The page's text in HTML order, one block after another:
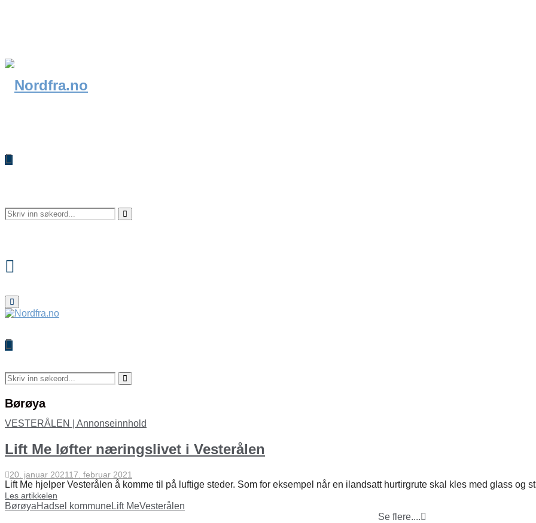
Search
Search
Primary
Menu
Search
for:
Search
Børøya
VESTERÅLEN | Annonseinnhold
Lift Me løfter næringslivet i Vesterålen
20. januar 202117. februar 2021
Lift Me hjelper Vesterålen å komme til på luftige steder. Som for eksempel når en ilandsatt hurtirgrute skal kles med glass og
Les artikkelen
BørøyaHadsel kommuneLift MeVesterålen
Se flere....